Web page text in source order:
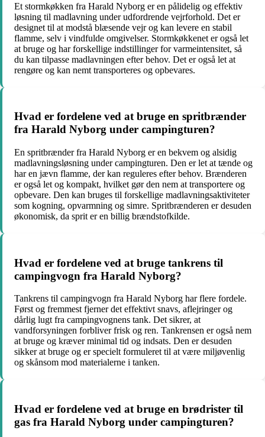
Et stormkøkken fra Harald Nyborg er en pålidelig og effektiv
løsning til madlavning under udfordrende vejrforhold. Det er
designet til at modstå blæsende vejr og kan levere en stabil
flamme, selv i vindfulde omgivelser. Stormkøkkenet er også let
at bruge og har forskellige indstillinger for varmeintensitet, så
du kan tilpasse madlavningen efter behov. Det er også let at
rengøre og kan nemt transporteres og opbevares.
Hvad er fordelene ved at bruge en spritbrænder
fra Harald Nyborg under campingturen?
En spritbrænder fra Harald Nyborg er en bekvem og alsidig
madlavningsløsning under campingturen. Den er let at tænde og
har en jævn flamme, der kan reguleres efter behov. Brænderen
er også let og kompakt, hvilket gør den nem at transportere og
opbevare. Den kan bruges til forskellige madlavningsaktiviteter
som kogning, opvarmning og simre. Spritbrænderen er desuden
økonomisk, da sprit er en billig brændstofkilde.
Hvad er fordelene ved at bruge tankrens til
campingvogn fra Harald Nyborg?
Tankrens til campingvogn fra Harald Nyborg har flere fordele.
Først og fremmest fjerner det effektivt snavs, aflejringer og
dårlig lugt fra campingvognens tank. Det sikrer, at
vandforsyningen forbliver frisk og ren. Tankrensen er også nem
at bruge og kræver minimal tid og indsats. Den er desuden
sikker at bruge og er specielt formuleret til at være miljøvenlig
og skånsom mod materialerne i tanken.
Hvad er fordelene ved at bruge en brødrister til
gas fra Harald Nyborg under campingturen?